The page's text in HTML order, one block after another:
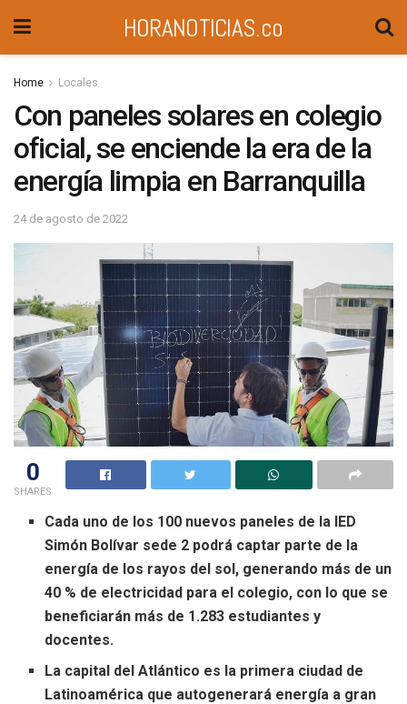
HORANOTICIAS.co
Home Locales
Con paneles solares en colegio
oficial, se enciende la era de la
energía limpia en Barranquilla
24 de agosto de 2022
0
SHARES
Cada uno de los 100 nuevos paneles de la IED
Simón Bolívar sede 2 podrá captar parte de la
energía de los rayos del sol, generando más de un
40 % de electricidad para el colegio, con lo que se
beneficiarán más de 1.283 estudiantes y
docentes.
La capital del Atlántico es la primera ciudad de
Latinoamérica que autogenerará energía a gran